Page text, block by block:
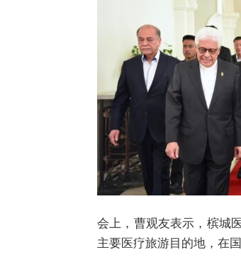
会上，曹观友表示，槟城
主要医疗旅游目的地，在